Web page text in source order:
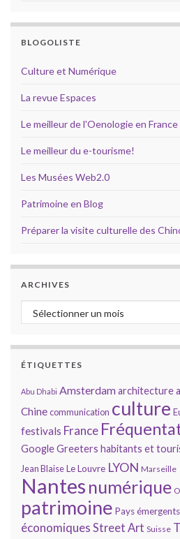
BLOGOLISTE
Culture et Numérique
La revue Espaces
Le meilleur de l'Oenologie en France
Le meilleur du e-tourisme!
Les Musées Web2.0
Patrimoine en Blog
Préparer la visite culturelle des
ARCHIVES
Archives
ÉTIQUETTES
Abu Dhabi Amsterdamarchitecture
Chinecommunication culture
festivals France
GoogleGreeters habitants et
Jean BlaiseLe Louvre LYON Marseille
Nantes numérique
patrimoine Pays émergents
économiques Street Art Suisse